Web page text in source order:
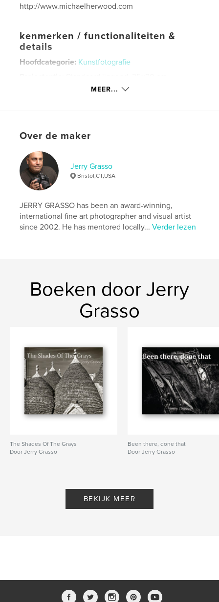
http://www.michaelherwood.com
kenmerken / functionaliteiten &
details
Hoofdcategorie: Kunstfotografie
Trefwoorden
MEER...
Over de maker
Jerry Grasso
Bristol,CT,USA
JERRY GRASSO has been an award-winning,
international fine art photographer and visual artist
since 2002. He has mentored locally...Verder lezen
Boeken door Jerry
Grasso
The Shades Of The Grays
Door Jerry Grasso
Been there, done that
Door Jerry Grasso
BEKIJK MEER